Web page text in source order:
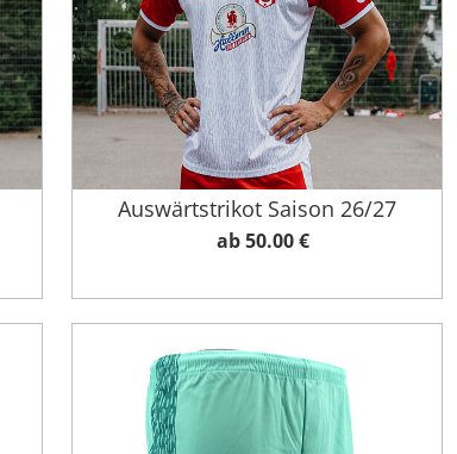
Auswärtstrikot Saison 26/27
ab 50.00 €